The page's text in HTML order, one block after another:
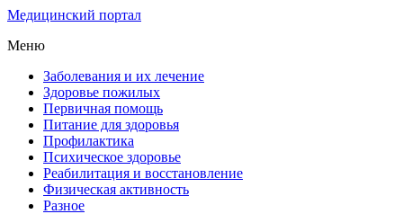
Медицинский портал
Меню
Заболевания и их лечение
Здоровье пожилых
Первичная помощь
Питание для здоровья
Профилактика
Психическое здоровье
Реабилитация и восстановление
Физическая активность
Разное